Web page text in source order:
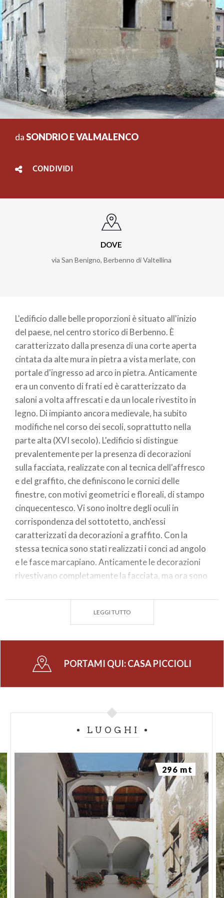
daSONDRIO E VALMALENCO
CONDIVIDI
DOVE
via San Benigno, Berbenno di Valtellina
L'edificio dalle belle proporzioni è situato all'inizio
del paese, nel centro storico di Berbenno. È
caratterizzato dalla presenza di una corte aperta
cintata da alte mura in pietra a vista merlate, con
portale d'ingresso ad arco in pietra. Anticamente
era un convento di frati ed è caratterizzato da
saloni a volta affrescati e da un locale rivestito in
legno. Di impianto ancora medievale, ha subito
modifiche nel corso dei secoli, soprattutto nella
parte alta (XVI secolo). L'edificio si distingue
prevalentemente per la presenza di decorazioni
sulla facciata, realizzate con al tecnica dell'affresco
e del graffito, che definiscono le cornici delle
finestre, con motivi geometrici e floreali, di stampo
cinquecentesco. Vi sono inoltre degli oculi in
corrispondenza del sottotetto, anch'essi
caratterizzati da decorazioni a graffito. Con la
stessa tecnica sono stati realizzati i conci ad angolo
e le fasce marcapiano. Anticamente le decorazioni
rivestivano completamente la facciata, ma ora sono
agli agenti atmosferici. Le strutture orizzontali
interne e le scale sono state interamente rifatte,
distributivo dei locali interni. Fortunatamente le
strutture verticali esterne sono rimaste inalterate,
rendendo possibile la lettura della struttura. In
tuttora in corso un ampliamento che ha alterato la
proporzione e la visione di insieme dell'edificio.
L'edificio necessita di un intervento di recupero e
restauro conservativo delle pareti esterne dipinte.
Gli interni sono ormai compromessi.
LEGGI TUTTO
PORTAMI QUI:CASA PICCIOLI
LUOGHI
296 mt